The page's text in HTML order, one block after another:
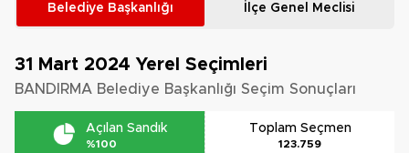
Belediye Başkanlığı İlçe Genel Meclisi
31 Mart 2024 Yerel Seçimleri
BANDIRMA Belediye Başkanlığı Seçim Sonuçları
Açılan Sandık
%100
Toplam Seçmen
123.759